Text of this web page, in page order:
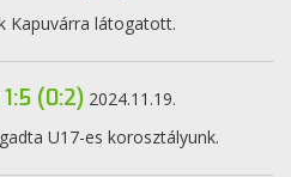
Kapuvárra látogatott.
(0:2) 2024.11.19.
U17-es korosztályunk.